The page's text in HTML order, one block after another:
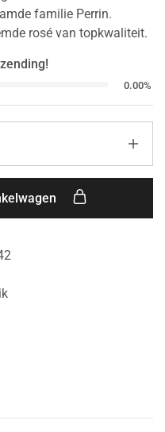
familie Perrin.
rosé van topkwaliteit.
0.00%